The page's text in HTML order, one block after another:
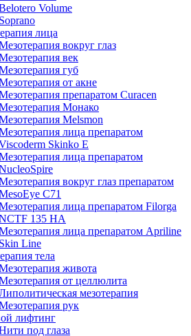
Volume
Soprano
лица
вокруг глаз
век
губ
от акне
препаратом Curacen
Монако
Melsmon
лица препаратом
Skinko E
лица препаратом
вокруг глаз препаратом
С71
лица препаратом Filorga
135 HA
лица препаратом Apriline
Skin Line
тела
живота
от целлюлита
мезотерапия
рук
лифтинг
под глаза